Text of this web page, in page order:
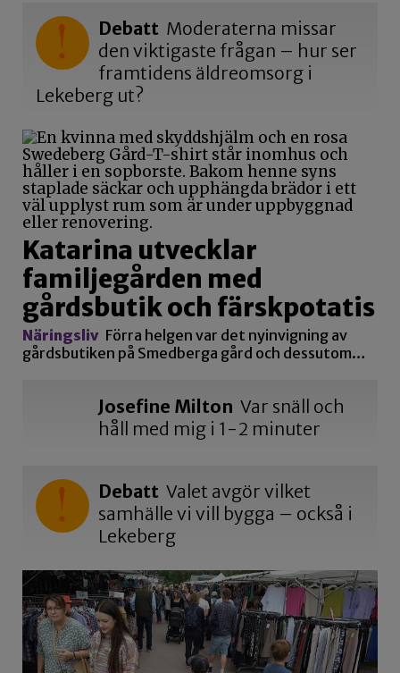
Debatt Moderaterna missar
den viktigaste frågan – hur ser
framtidens äldreomsorg i
Lekeberg ut?
Katarina utvecklar
familjegården med
gårdsbutik och färskpotatis
Näringsliv Förra helgen var det nyinvigning av
gårdsbutiken på Smedberga gård och dessutom…
Josefine Milton Var snäll och
håll med mig i 1-2 minuter
Debatt Valet avgör vilket
samhälle vi vill bygga – också i
Lekeberg